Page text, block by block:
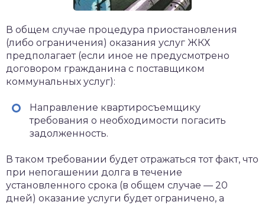
В общем случае процедура приостановления
(либо ограничения) оказания услуг ЖКХ
предполагает (если иное не предусмотрено
договором гражданина с поставщиком
коммунальных услуг):
Направление квартиросъемщику
требования о необходимости погасить
задолженность.
В таком требовании будет отражаться тот факт, что
при непогашении долга в течение
установленного срока (в общем случае — 20
дней) оказание услуги будет ограничено, а